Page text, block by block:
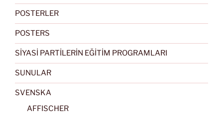
POSTERLER
POSTERS
SİYASİ PARTİLERİN EĞİTİM PROGRAMLARI
SUNULAR
SVENSKA
AFFISCHER